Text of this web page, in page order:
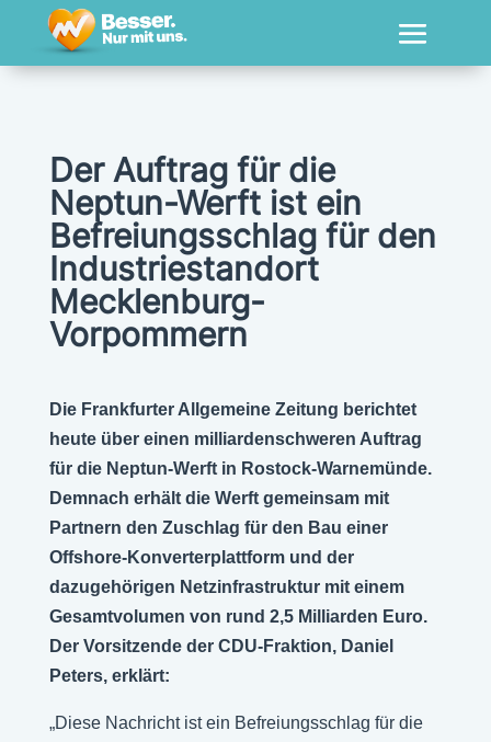
Der Auftrag für die
Neptun-Werft ist ein
Befreiungsschlag für den
Industriestandort
Mecklenburg-
Vorpommern
Die Frankfurter Allgemeine Zeitung berichtet
heute über einen milliardenschweren Auftrag
für die Neptun-Werft in Rostock-Warnemünde.
Demnach erhält die Werft gemeinsam mit
Partnern den Zuschlag für den Bau einer
Offshore-Konverterplattform und der
dazugehörigen Netzinfrastruktur mit einem
Gesamtvolumen von rund 2,5 Milliarden Euro.
Der Vorsitzende der CDU-Fraktion, Daniel
Peters, erklärt:
„Diese Nachricht ist ein Befreiungsschlag für die